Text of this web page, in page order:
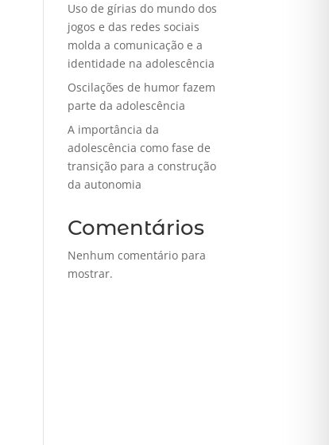
Uso de gírias do mundo dos
jogos e das redes sociais
molda a comunicação e a
identidade na adolescência
Oscilações de humor fazem
parte da adolescência
A importância da
adolescência como fase de
transição para a construção
da autonomia
Comentários
Nenhum comentário para
mostrar.